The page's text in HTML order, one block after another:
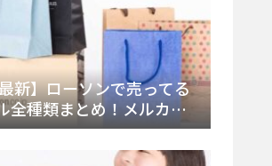
新】ローソンで売ってる
全種類まとめ！メルカリ
ック対応サイズと価格を